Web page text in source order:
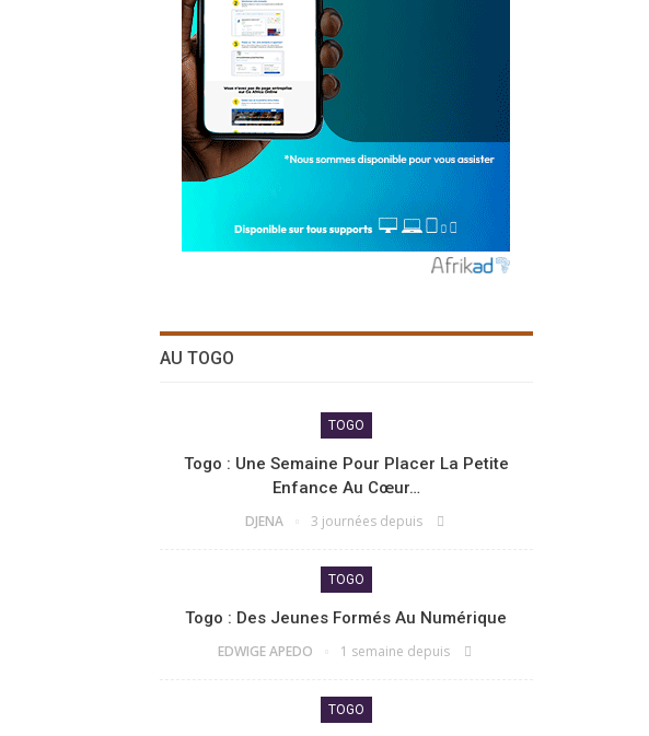
AU TOGO
TOGO
Togo : Une Semaine Pour Placer La Petite
Enfance Au Cœur…
DJENA 3 journées depuis
TOGO
Togo : Des Jeunes Formés Au Numérique
EDWIGE APEDO 1 semaine depuis
TOGO